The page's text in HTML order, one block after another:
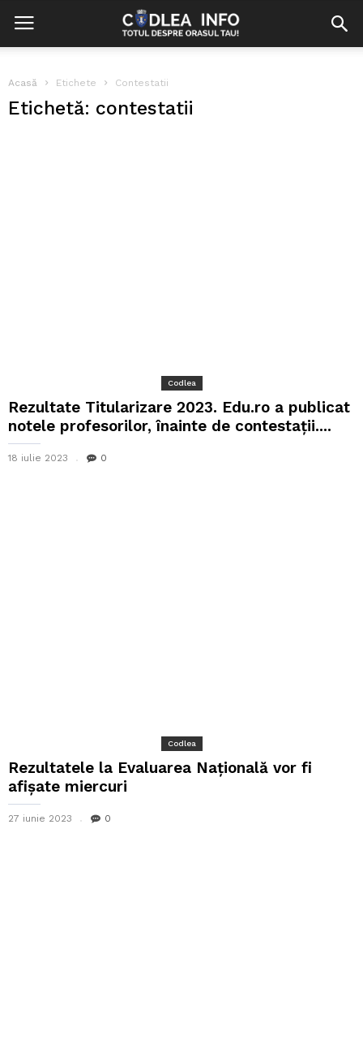
Acasă Etichete Contestatii
Etichetă: contestatii
Codlea
Rezultate Titularizare 2023. Edu.ro a publicat
notele profesorilor, înainte de contestaţii....
18 iulie 2023 0
Codlea
Rezultatele la Evaluarea Naţională vor fi
afişate miercuri
27 iunie 2023 0